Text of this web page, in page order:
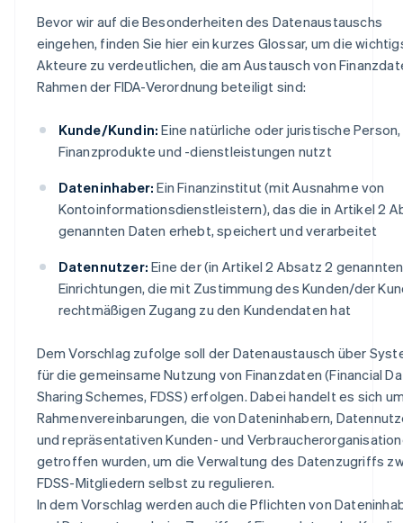
Bevor wir auf die Besonderheiten des Datenaustauschs
eingehen, finden Sie hier ein kurzes Glossar, um die
Akteure zu verdeutlichen, die am Austausch von
Rahmen der FIDA-Verordnung beteiligt sind:
Kunde/Kundin: Eine natürliche oder juristische
Finanzprodukte und -dienstleistungen nutzt
Dateninhaber: Ein Finanzinstitut (mit Ausnahme von
Kontoinformationsdienstleistern), das die in Artikel 2
genannten Daten erhebt, speichert und verarbeitet
Datennutzer: Eine der (in Artikel 2 Absatz 2
Einrichtungen, die mit Zustimmung des Kunden/der
rechtmäßigen Zugang zu den Kundendaten hat
Dem Vorschlag zufolge soll der Datenaustausch über
für die gemeinsame Nutzung von Finanzdaten (Financial
Sharing Schemes, FDSS) erfolgen. Dabei handelt es sich
Rahmenvereinbarungen, die von Dateninhabern,
und repräsentativen Kunden- und
getroffen wurden, um die Verwaltung des Datenzugriffs
FDSS-Mitgliedern selbst zu regulieren.
In dem Vorschlag werden auch die Pflichten von